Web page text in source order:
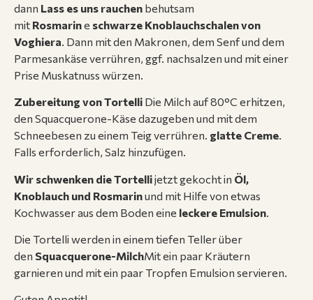
dann Lass es uns rauchen behutsam
mit Rosmarine schwarze Knoblauchschalen von
Voghiera. Dann mit den Makronen, dem Senf und dem
Parmesankäse verrühren, ggf. nachsalzen und mit einer
Prise Muskatnuss würzen.
Zubereitung von Tortelli Die Milch auf 80°C erhitzen,
den Squacquerone-Käse dazugeben und mit dem
Schneebesen zu einem Teig verrühren. glatte Creme.
Falls erforderlich, Salz hinzufügen.
Wir schwenken die Tortellijetzt gekocht in Öl,
Knoblauch und Rosmarinund mit Hilfe von etwas
Kochwasser aus dem Boden eine leckere Emulsion
Die Tortelli werden in einem tiefen Teller über
den Squacquerone-MilchMit ein paar Kräutern
garnieren und mit ein paar Tropfen Emulsion servieren.